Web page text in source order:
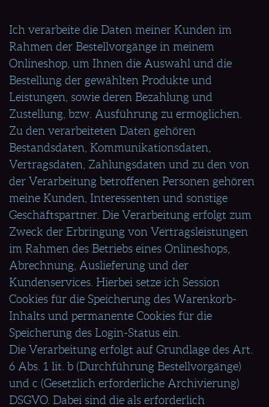
Ich verarbeite die Daten meiner Kunden im
Rahmen der Bestellvorgänge in meinem
Onlineshop, um Ihnen die Auswahl und die
Bestellung der gewählten Produkte und
Leistungen, sowie deren Bezahlung und
Zustellung, bzw. Ausführung zu ermöglichen.
Zu den verarbeiteten Daten gehören
Bestandsdaten, Kommunikationsdaten,
Vertragsdaten, Zahlungsdaten und zu den von
der Verarbeitung betroffenen Personen gehören
meine Kunden, Interessenten und sonstige
Geschäftspartner. Die Verarbeitung erfolgt zum
Zweck der Erbringung von Vertragsleistungen
im Rahmen des Betriebs eines Onlineshops,
Abrechnung, Auslieferung und der
Kundenservices. Hierbei setze ich Session
Cookies für die Speicherung des Warenkorb-
Inhalts und permanente Cookies für die
Speicherung des Login-Status ein.
Die Verarbeitung erfolgt auf Grundlage des Art.
6 Abs. 1 lit. b (Durchführung Bestellvorgänge)
und c (Gesetzlich erforderliche Archivierung)
DSGVO. Dabei sind die als erforderlich